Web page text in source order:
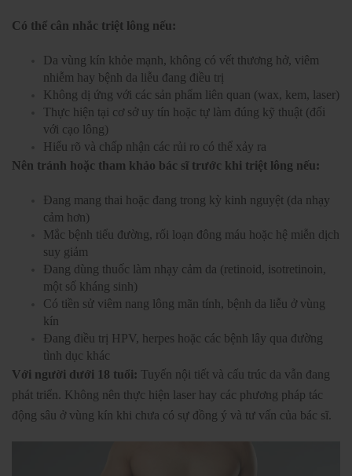
Có thể cân nhắc triệt lông nếu:
Da vùng kín khỏe mạnh, không có vết thương hở, viêm
nhiễm hay bệnh da liễu đang điều trị
Không dị ứng với các sản phẩm liên quan (wax, kem, laser)
Thực hiện tại cơ sở uy tín hoặc tự làm đúng kỹ thuật (đối
với cạo lông)
Hiểu rõ và chấp nhận các rủi ro có thể xảy ra
Nên tránh hoặc tham khảo bác sĩ trước khi triệt lông nếu:
Đang mang thai hoặc đang trong kỳ kinh nguyệt (da nhạy
cảm hơn)
Mắc bệnh tiểu đường, rối loạn đông máu hoặc hệ miễn dịch
suy giảm
Đang dùng thuốc làm nhạy cảm da (retinoid, isotretinoin,
một số kháng sinh)
Có tiền sử viêm nang lông mãn tính, bệnh da liễu ở vùng
kín
Đang điều trị HPV, herpes hoặc các bệnh lây qua đường
tình dục khác
Với người dưới 18 tuổi: Tuyến nội tiết và cấu trúc da vẫn đang
phát triển. Không nên thực hiện laser hay các phương pháp tác
động sâu ở vùng kín khi chưa có sự đồng ý và tư vấn của bác sĩ.